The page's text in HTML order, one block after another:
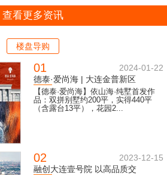
查看更多资讯
楼盘导购
01
2024-01-22
德泰·爱尚海 | 大连金普新区
【德泰·爱尚海】依山海·纯墅首发作
品：双拼别墅约200平，实得440平
（含露台13平），花园2...
02
2023-12-15
融创大连壹号院 以高品质交